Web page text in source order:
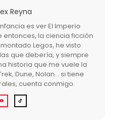
Reyna
es ver El Imperio
entonces, la ciencia ficción
Legos, he visto
que debería, y siempre
historia que me vuele la
Dune, Nolan… si tiene
cuenta conmigo.